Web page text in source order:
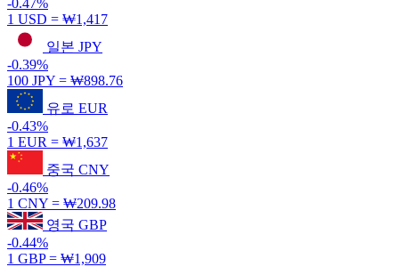
1 USD = ₩1,417
일본 JPY
-0.39%
100 JPY = ₩898.76
유로 EUR
-0.43%
1 EUR = ₩1,637
중국 CNY
-0.46%
1 CNY = ₩209.98
영국 GBP
-0.44%
1 GBP = ₩1,909